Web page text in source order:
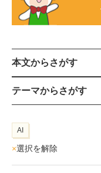
本文からさがす
テーマからさがす
AI
×選択を解除